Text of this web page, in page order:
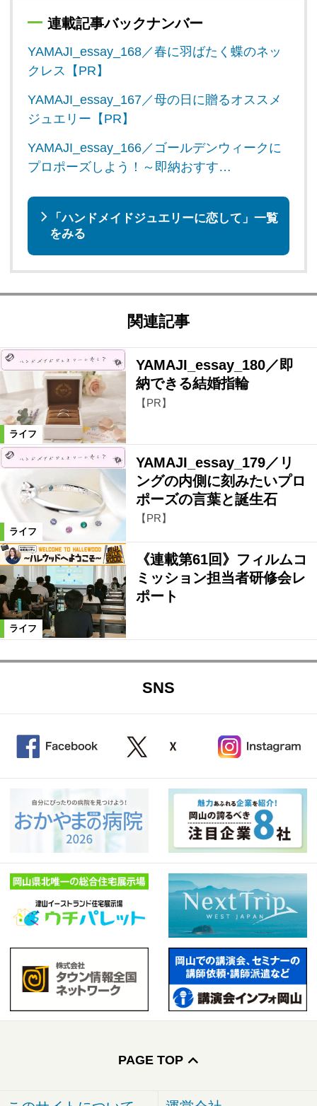
連載記事バックナンバー
YAMAJI_essay_168／春に羽ばたく蝶のネッ
クレス【PR】
YAMAJI_essay_167／母の日に贈るオススメ
ジュエリー【PR】
YAMAJI_essay_166／ゴールデンウィークに
プロポーズしよう！～即納おすす…
「ハンドメイドジュエリーに恋して」一覧
をみる
関連記事
ライフ
YAMAJI_essay_180／即
納できる結婚指輪
【PR】
ライフ
YAMAJI_essay_179／リ
ングの内側に刻みたいプロ
ポーズの言葉と誕生石
【PR】
ライフ
《連載第61回》フィルムコ
ミッション担当者研修会レ
ポート
SNS
PAGE TOP